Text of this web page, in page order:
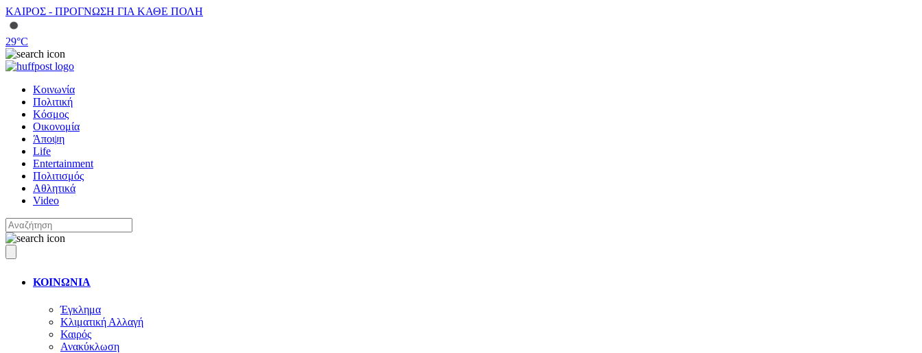
ΚΑΙΡΟΣ - ΠΡΟΓΝΩΣΗ ΓΙΑ ΚΑΘΕ ΠΟΛΗ
29°C
Κοινωνία
Πολιτική
Κόσμος
Οικονομία
Άποψη
Life
Entertainment
Πολιτισμός
Αθλητικά
Video
ΚΟΙΝΩΝΙΑ
Έγκλημα
Κλιματική Αλλαγή
Καιρός
Ανακύκλωση